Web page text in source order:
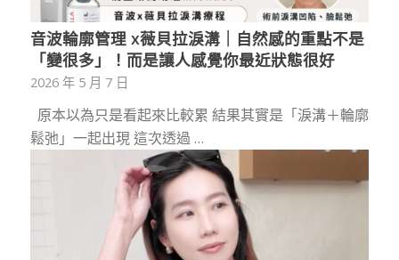
音波輪廓管理 x薇貝拉淚溝｜自然感的重點不是
「變很多」！而是讓人感覺你最近狀態很好
2026 年 5 月 7 日
原本以為只是看起來比較累 結果其實是「淚溝＋輪廓
鬆弛」一起出現 這次透過 …